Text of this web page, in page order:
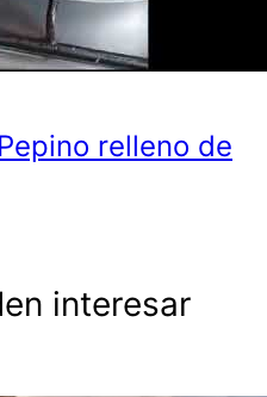
relleno de
interesar